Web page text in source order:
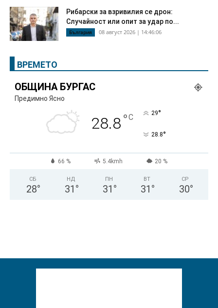
Рибарски за взривилия се дрон:
Случайност или опит за удар по...
България 08 август 2026 | 14:46:06
ВРЕМЕТО
ОБЩИНА БУРГАС
Предимно Ясно
28.8°C 29°
28.8°
66 % 5.4kmh 20 %
СБ
28°
НД
31 °
ПН
31 °
ВТ
31 °
СР
30°